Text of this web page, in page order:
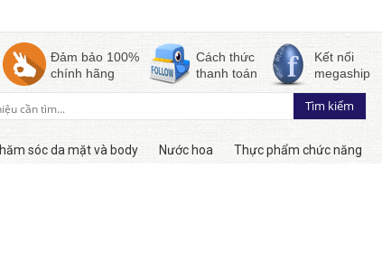
Đảm bảo 100%
chính hãng
Cách thức
thanh toán
Kết nối
megaship
sóc da mặt và body Nước hoa Thực phẩm chức năng